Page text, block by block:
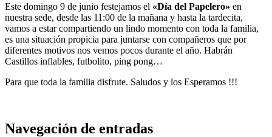
Este domingo 9 de junio festejamos el «Día del Papelero» en
nuestra sede, desde las 11:00 de la mañana y hasta la tardecita,
vamos a estar compartiendo un lindo momento con toda la familia,
es una situación propicia para juntarse con compañeros que por
diferentes motivos nos vemos pocos durante el año. Habrán
Castillos inflables, futbolito, ping pong…
Para que toda la familia disfrute. Saludos y los Esperamos !!!
Navegación de entradas